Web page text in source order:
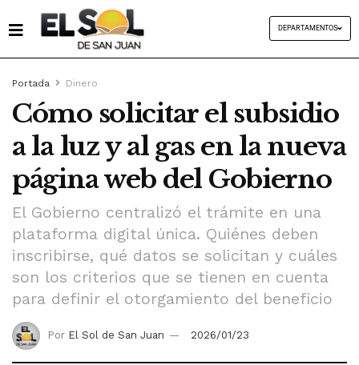
DEPARTAMENTOS
Portada Dinero
Cómo solicitar el subsidio
a la luz y al gas en la nueva
página web del Gobierno
El Gobierno centralizó el trámite en una
plataforma digital única. Quiénes deben
inscribirse, qué datos se solicitan y cuáles
son los criterios que se tienen en cuenta
para definir el otorgamiento del beneficio
Por El Sol de San Juan 2026/01/23